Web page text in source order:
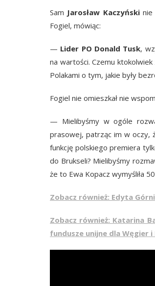
Sam Jarosław Kaczyńskinie
Fogiel, mówiąc:
— Lider PO Donald Tusk,
na wartości. Czemu
Polakami o tym, jakie były
Fogiel nie omieszkał nie
— Mielibyśmy w ogóle
prasowej, patrząc im w oczy,
funkcję polskiego premiera
do Brukseli? Mielibyśmy
że to Ewa Kopacz wymyśliła
Zobacz również: Edyta
Zobacz również: Katarina
fundusze unijne dla Węgier i